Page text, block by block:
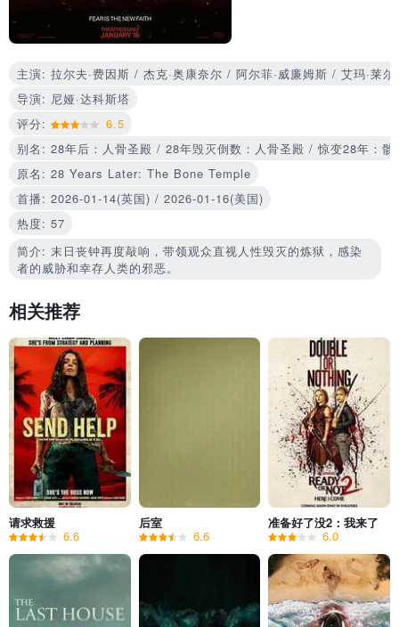
主演: 拉尔夫·费因斯 / 杰克·奥康奈尔 / 阿尔菲·威廉姆斯 / 艾玛·莱
导演: 尼娅·达科斯塔
评分:
6.5
别名: 28年后：人骨圣殿 / 28年毁灭倒数：人骨圣殿 / 惊变28年
原名: 28 Years Later: The Bone Temple
首播: 2026-01-14(英国) / 2026-01-16(美国)
热度: 57
简介: 末日丧钟再度敲响，带领观众直视人性毁灭的炼狱，感染
者的威胁和幸存人类的邪恶。
相关推荐
请求救援
6.6
后室
6.6
准备好了没2：我来了
6.0